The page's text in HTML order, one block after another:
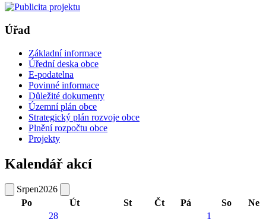
Úřad
Základní informace
Úřední deska obce
E-podatelna
Povinné informace
Důležité dokumenty
Územní plán obce
Strategický plán rozvoje obce
Plnění rozpočtu obce
Projekty
Kalendář akcí
Srpen2026
Po
Út St Čt Pá So
Ne
28
1